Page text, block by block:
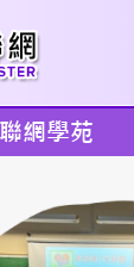
聯網學苑